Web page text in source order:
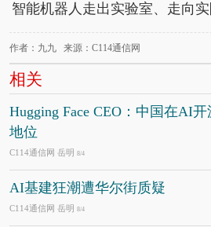
智能机器人走出实验室、走向实
作者：九九 来源：C114通信网
相关
Hugging Face CEO：中国在AI
地位
C114通信网 岳明 8/4
AI基建狂潮遭华尔街质疑
C114通信网 岳明 8/4